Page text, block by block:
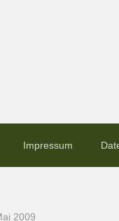
Impressum
2009